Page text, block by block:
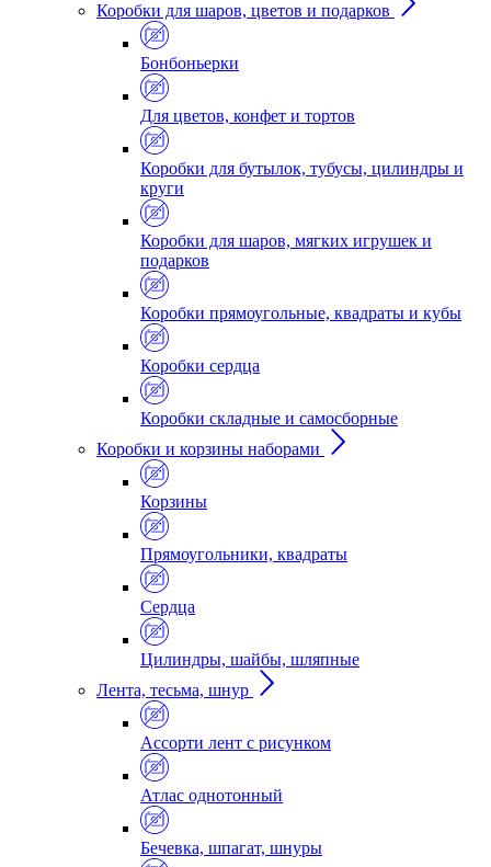
Коробки для шаров, цветов и подарков
Бонбоньерки
Для цветов, конфет и тортов
Коробки для бутылок, тубусы, цилиндры и
круги
Коробки для шаров, мягких игрушек и
подарков
Коробки прямоугольные, квадраты и кубы
Коробки сердца
Коробки складные и самосборные
Коробки и корзины наборами
Корзины
Прямоугольники, квадраты
Сердца
Цилиндры, шайбы, шляпные
Лента, тесьма, шнур
Ассорти лент с рисунком
Атлас однотонный
Бечевка, шпагат, шнуры